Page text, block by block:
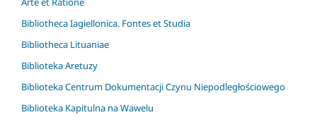
Bibliotheca Iagiellonica. Fontes et Studia
Bibliotheca Lituaniae
Biblioteka Aretuzy
Biblioteka Centrum Dokumentacji Czynu Niepodległościowego
Biblioteka Kapitulna na Wawelu